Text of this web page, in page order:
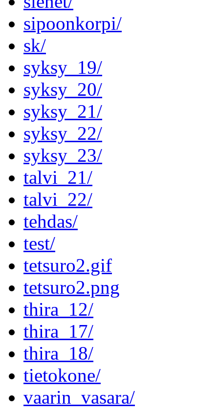
sipoonkorpi/
sk/
syksy_19/
syksy_20/
syksy_21/
syksy_22/
syksy_23/
talvi_21/
talvi_22/
tehdas/
test/
tetsuro2.gif
tetsuro2.png
thira_12/
thira_17/
thira_18/
tietokone/
vaarin_vasara/